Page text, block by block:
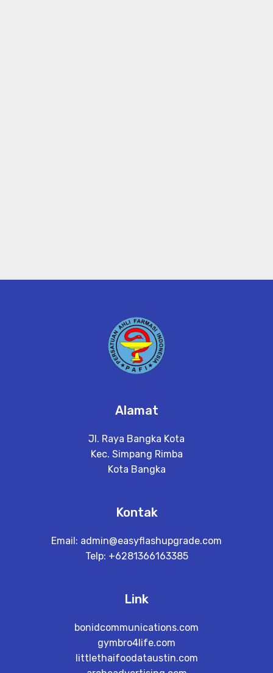
Alamat
Jl. Raya Bangka Kota
Kec. Simpang Rimba
Kota Bangka
Kontak
Email: admin@easyflashupgrade.com
Telp: +6281366163385
Link
bonidcommunications.com
gymbro4life.com
littlethaifoodataustin.com